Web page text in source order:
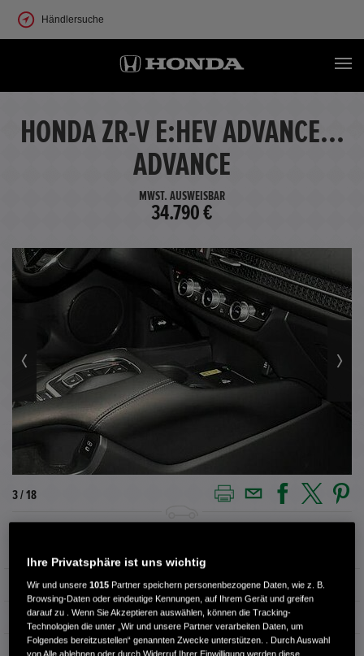
Händlersuche
HONDA ZR-V E:HEV ADVANCE...
ADVANCE
MWST. AUSWEISBAR
34.790 €
3 / 18
Kilometerstand 17.676 km
Kraftstoffart Benzin
Getriebe Automatik
Ihre Privatsphäre ist uns wichtig
Wir und unsere1015 Partner speichern personenbezogene Daten, wie z. B.
Browsing-Daten oder eindeutige Kennungen, auf Ihrem Gerät und greifen
darauf zu . Wenn Sie Akzeptieren auswählen, können die Tracking-
Technologien die unter „Wir und unsere Partner verarbeiten Daten, um
Folgendes bereitzustellen“ genannten Zwecke unterstützen. . Durch Auswahl